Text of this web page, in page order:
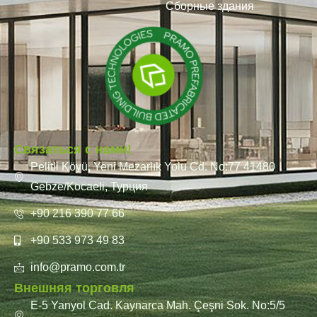
Модульные конструкции
Сборные здания
Связаться с нами!
Pelitli Köyü, Yeni Mezarlık Yolu Cd. No:77 41480
Gebze/Kocaeli, Турция
+90 216 390 77 66
+90 533 973 49 83
info@pramo.com.tr